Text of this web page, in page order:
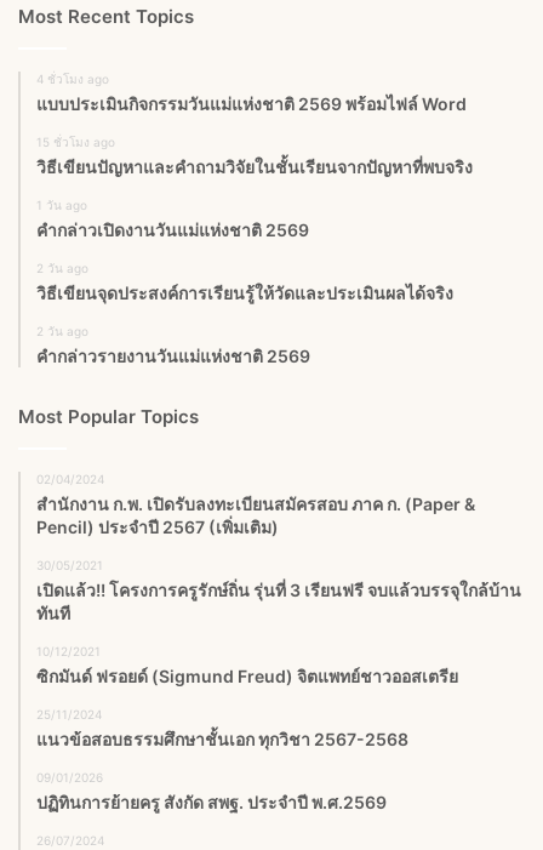
Most Recent Topics
4 ชั่วโมง ago
แบบประเมินกิจกรรมวันแม่แห่งชาติ 2569 พร้อมไฟล์ Word
15 ชั่วโมง ago
วิธีเขียนปัญหาและคำถามวิจัยในชั้นเรียนจากปัญหาที่พบจริง
1 วัน ago
คำกล่าวเปิดงานวันแม่แห่งชาติ 2569
2 วัน ago
วิธีเขียนจุดประสงค์การเรียนรู้ให้วัดและประเมินผลได้จริง
2 วัน ago
คำกล่าวรายงานวันแม่แห่งชาติ 2569
Most Popular Topics
02/04/2024
สำนักงาน ก.พ. เปิดรับลงทะเบียนสมัครสอบ ภาค ก. (Paper &
Pencil) ประจำปี 2567 (เพิ่มเติม)
30/05/2021
เปิดแล้ว!! โครงการครูรักษ์ถิ่น รุ่นที่ 3 เรียนฟรี จบแล้วบรรจุใกล้บ้าน
ทันที
10/12/2021
ซิกมันด์ ฟรอยด์ (Sigmund Freud) จิตแพทย์ชาวออสเตรีย
25/11/2024
แนวข้อสอบธรรมศึกษาชั้นเอก ทุกวิชา 2567-2568
09/01/2026
ปฏิทินการย้ายครู สังกัด สพฐ. ประจำปี พ.ศ.2569
26/07/2024